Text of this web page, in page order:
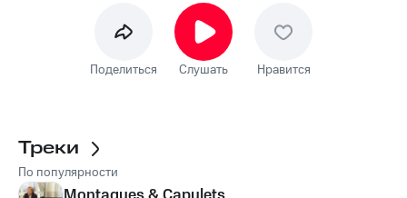
Поделиться Слушать Нравится
Треки
По популярности